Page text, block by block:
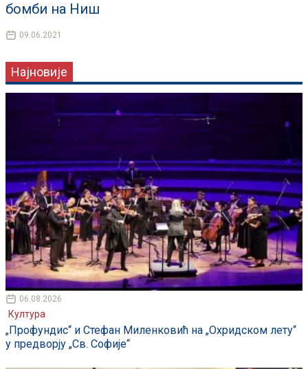
бомби на Ниш
09.06.2021
Најновије
06.08.2026
Култура
„Профундис“ и Стефан Миленковић на „Охридском лету“
у предворју „Св. Софије“